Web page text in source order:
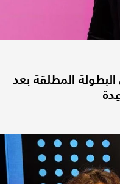
المطلقة بعد